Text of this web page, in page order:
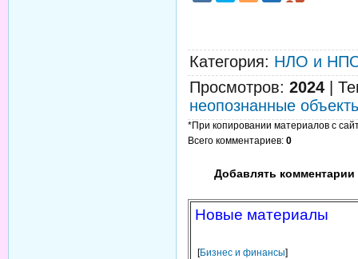
Категория: НЛО и
Просмотров: 2024
неопознанные
*При копировании материалов с
Всего комментариев: 0
Добавлять комментарии
Новые материалы
[Бизнес и финансы]